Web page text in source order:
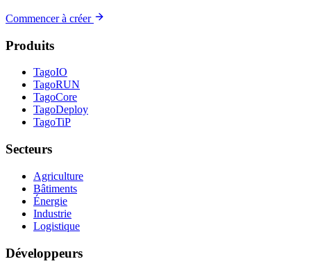
Commencer à créer
Produits
TagoIO
TagoRUN
TagoCore
TagoDeploy
TagoTiP
Secteurs
Agriculture
Bâtiments
Énergie
Industrie
Logistique
Développeurs